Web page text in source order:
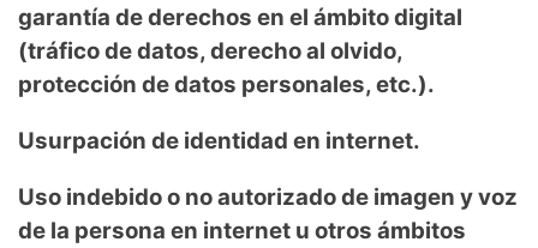
garantía de derechos en el ámbito digital
(tráfico de datos, derecho al olvido,
protección de datos personales, etc.).
Usurpación de identidad en internet.
Uso indebido o no autorizado de imagen y voz
de la persona en internet u otros ámbitos